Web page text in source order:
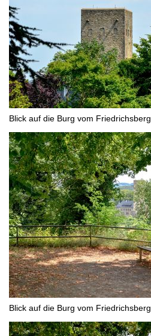
Blick auf die Burg vom Friedrichsberg
Blick auf die Burg vom Friedrichsberg